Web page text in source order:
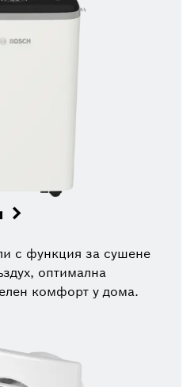
с функция за сушене
оптимална
комфорт у дома.